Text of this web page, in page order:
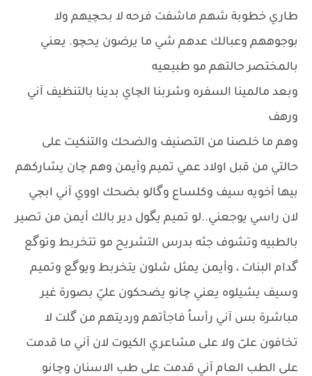
طاري خطوبة شهم ماشفت فرحه لا بحچيهم ولا
بوجوههم وعبالك عدهم شي ما يرضون يحچو. يعني
بالمختصر حالتهم مو طبيعيه
وبعد مالمينا السفره وشربنا الچاي بدينا بالتنظيف آني
ورهف
وهم ما خلصنا من التصنيف والضحك والتنكيت على
حالتي من قبل اولاد عمي تميم وأيمن وهم چان يشاركهم
بيها أخويه سيف وكلساع وگالو بضحك اووي آني ابچي
لان راسي يوجعني..لو تميم يگول دير بالك أيمن من تصير
بالطبيه وتشوف جثه بدرس التشريح مو تتخربط وتوگع
گدام البنات ، وأيمن يمثل شلون يتخربط ويوگع وتميم
وسيف يشيلوه يعني چانو يضحكون عليّ بصورة غير
مباشرة بس آني رأساً فاجأتهم ورديتهم من گلت لا
تخافون علىّ ولا على مشاعري الكيوت لان آني ما قدمت
على الطب العام آني قدمت على طب الاسنان وچانو